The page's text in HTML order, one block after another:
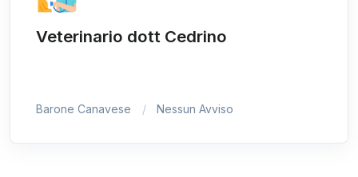
Veterinario dott Cedrino
Barone Canavese Nessun Avviso